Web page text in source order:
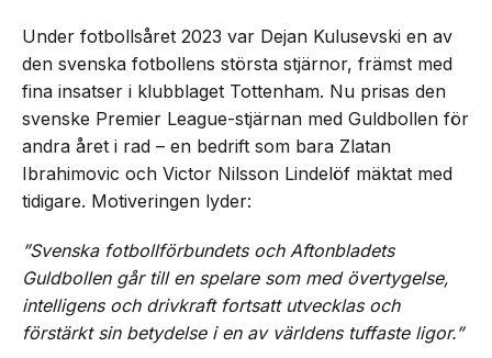
Under fotbollsåret 2023 var Dejan Kulusevski en av
den svenska fotbollens största stjärnor, främst med
fina insatser i klubblaget Tottenham. Nu prisas den
svenske Premier League-stjärnan med Guldbollen för
andra året i rad – en bedrift som bara Zlatan
Ibrahimovic och Victor Nilsson Lindelöf mäktat med
tidigare. Motiveringen lyder:
”Svenska fotbollförbundets och Aftonbladets
Guldbollen går till en spelare som med övertygelse,
intelligens och drivkraft fortsatt utvecklas och
förstärkt sin betydelse i en av världens tuffaste ligor.”